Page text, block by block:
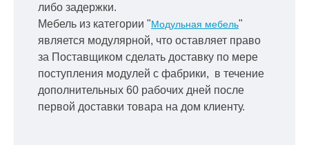
либо задержки.
Мебель из категории "Модульная мебель"
является модулярной, что оставляет право
за Поставщиком сделать доставку по мере
поступления модулей с фабрики, в течение
дополнительных 60 рабочих дней после
первой доставки товара на дом клиенту.